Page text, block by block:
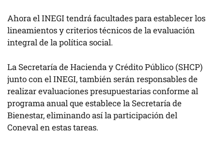
Ahora el INEGI tendrá facultades para establecer los
lineamientos y criterios técnicos de la evaluación
integral de la política social.
La Secretaría de Hacienda y Crédito Público (SHCP)
junto con el INEGI, también serán responsables de
realizar evaluaciones presupuestarias conforme al
programa anual que establece la Secretaría de
Bienestar, eliminando así la participación del
Coneval en estas tareas.